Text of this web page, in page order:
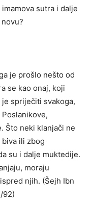
sutra i dalje
je prošlo nešto od
se kao onaj, koji
je spriječiti svakoga,
Što neki klanjači ne
ili zbog
su i dalje muktedije.
moraju
njih. (Šejh Ibn
92)